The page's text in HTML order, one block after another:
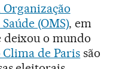
Organização
(OMS), em
deixou o mundo
de Paris são